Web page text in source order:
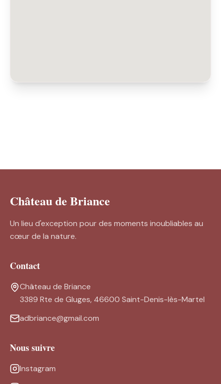
Château de Briance
Un lieu d'exception pour des moments inoubliables au
cœur de la nature.
Contact
Château de Briance
3389 Rte de Gluges, 46600 Saint-Denis-lès-Martel
adbriance@gmail.com
Nous suivre
Instagram